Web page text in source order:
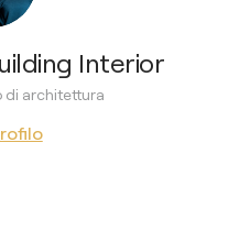
Interior
di architettura